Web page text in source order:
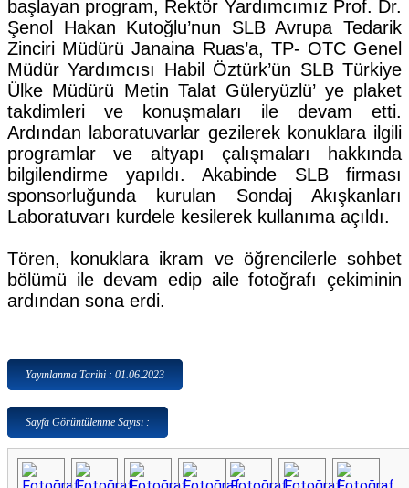
başlayan program, Rektör Yardımcımız Prof. Dr.
Şenol Hakan Kutoğlu’nun SLB Avrupa Tedarik
Zinciri Müdürü Janaina Ruas’a, TP- OTC Genel
Müdür Yardımcısı Habil Öztürk’ün SLB Türkiye
Ülke Müdürü Metin Talat Güleryüzlü’ ye plaket
takdimleri ve konuşmaları ile devam etti.
Ardından laboratuvarlar gezilerek konuklara ilgili
programlar ve altyapı çalışmaları hakkında
bilgilendirme yapıldı. Akabinde SLB firması
sponsorluğunda kurulan Sondaj Akışkanları
Laboratuvarı kurdele kesilerek kullanıma açıldı.
Tören, konuklara ikram ve öğrencilerle sohbet
bölümü ile devam edip aile fotoğrafı çekiminin
ardından sona erdi.
Yayınlanma Tarihi : 01.06.2023
Sayfa Görüntülenme Sayısı :